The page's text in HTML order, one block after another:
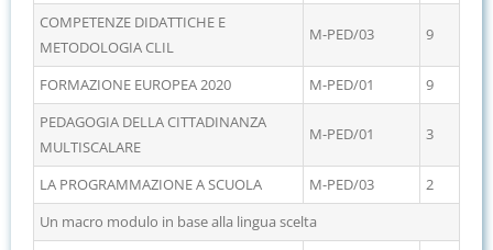
COMPETENZE DIDATTICHE E
METODOLOGIA CLIL
M-PED/03 9
FORMAZIONE EUROPEA 2020 M-PED/01
9
PEDAGOGIA DELLA CITTADINANZA
MULTISCALARE
M-PED/01 3
LA PROGRAMMAZIONE A SCUOLA M-PED/03
2
Un macro modulo in base alla lingua scelta